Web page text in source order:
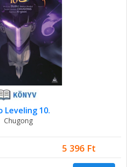
Leveling 10.
Chugong
5 396 Ft